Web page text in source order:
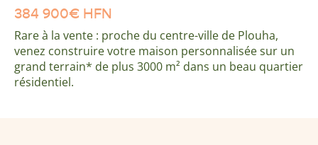
384 900€ HFN
Rare à la vente : proche du centre-ville de Plouha,
venez construire votre maison personnalisée sur un
grand terrain* de plus 3000 m² dans un beau quartier
résidentiel.